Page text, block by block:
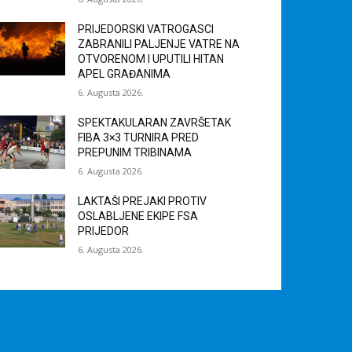
PRIJEDORSKI VATROGASCI
ZABRANILI PALJENJE VATRE NA
OTVORENOM I UPUTILI HITAN
APEL GRAĐANIMA
6. Augusta 2026.
SPEKTAKULARAN ZAVRŠETAK
FIBA 3×3 TURNIRA PRED
PREPUNIM TRIBINAMA
6. Augusta 2026.
LAKTAŠI PREJAKI PROTIV
OSLABLJENE EKIPE FSA
PRIJEDOR
6. Augusta 2026.